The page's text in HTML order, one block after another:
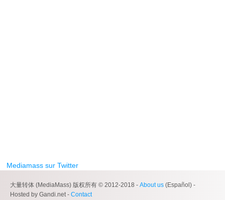
Mediamass sur Twitter
大量转体 (MediaMass) 版权所有 © 2012-2018 - About us (Español) -
Hosted by Gandi.net - Contact